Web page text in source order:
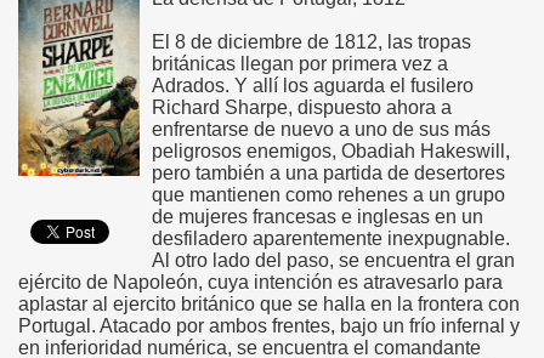
El 8 de diciembre de 1812, las tropas
británicas llegan por primera vez a
Adrados. Y allí los aguarda el fusilero
Richard Sharpe, dispuesto ahora a
enfrentarse de nuevo a uno de sus más
peligrosos enemigos, Obadiah Hakeswill,
pero también a una partida de desertores
que mantienen como rehenes a un grupo
de mujeres francesas e inglesas en un
desfiladero aparentemente inexpugnable.
Al otro lado del paso, se encuentra el gran
ejército de Napoleón, cuya intención es atravesarlo para
aplastar al ejercito británico que se halla en la frontera con
Portugal. Atacado por ambos frentes, bajo un frío infernal y
en inferioridad numérica, se encuentra el comandante